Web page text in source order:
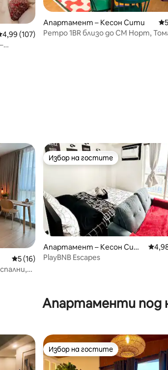
оценка: 4,99 от 5, 107 отзива
4,99 (107)
Апартамент – Кесон Сити
Ретро 1BR близо до СМ Норт,
Средна оценка: 5 от 5, 16 отзива
5 (16)
Избор на гостите
Избор на гостите
Апартамент – Кесон Сит
и
PlayBNB Escapes
Апартаменти под
Избор на гостите
Избор на гостите